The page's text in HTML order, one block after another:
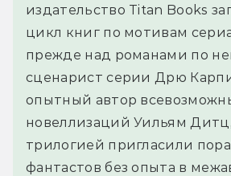
издательство Titan Books
цикл книг по мотивам
прежде над романами по
сценарист серии Дрю
опытный автор
новеллизаций Уильям
трилогией пригласили
фантастов без опыта в